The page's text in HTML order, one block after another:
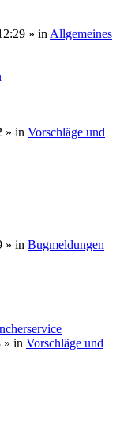
» in Allgemeines
» in Vorschläge und
» in Bugmeldungen
» in Vorschläge und